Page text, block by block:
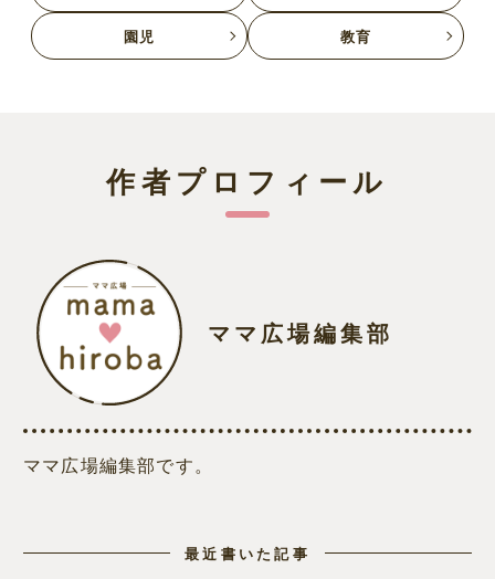
園児 教育
作者プロフィール
ママ広場編集部
ママ広場編集部です。
最近書いた記事